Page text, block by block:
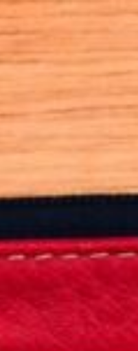
du public et des agents